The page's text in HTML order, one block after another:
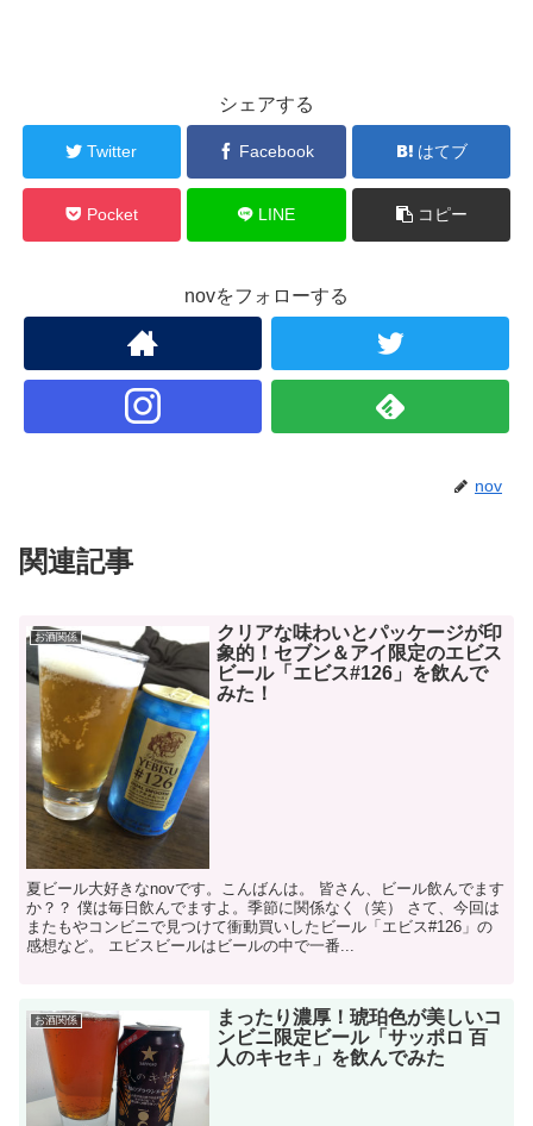
シェアする
Twitter Facebook はてブ
Pocket LINE コピー
novをフォローする
nov
関連記事
お酒関係
クリアな味わいとパッケージが印
象的！セブン＆アイ限定のエビス
ビール「エビス#126」を飲んで
みた！
夏ビール大好きなnovです。こんばんは。 皆さん、ビール飲んでます
か？？ 僕は毎日飲んでますよ。季節に関係なく（笑） さて、今回は
またもやコンビニで見つけて衝動買いしたビール「エビス#126」の
感想など。 エビスビールはビールの中で一番...
お酒関係
まったり濃厚！琥珀色が美しいコ
ンビニ限定ビール「サッポロ 百
人のキセキ」を飲んでみた